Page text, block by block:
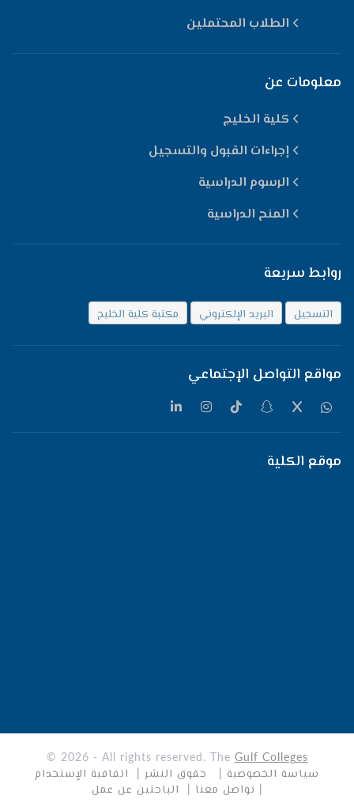
الطلاب المحتملين
معلومات عن
كلية الخليج
إجراءات القبول والتسجيل
الرسوم الدراسية
المنح الدراسية
روابط سريعة
التسجيل البريد الإلكتروني مكتبة كلية الخليج
مواقع التواصل الإجتماعي
موقع الكلية
© 2026 - All rights reserved. The Gulf Colleges
سياسة الخصوصية | حقوق النشر | اتفاقية الإستخدام
| تواصل معنا | الباحثين عن عمل